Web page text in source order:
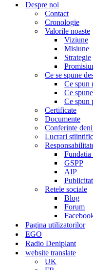
Despre noi
Contact
Cronologie
Valorile noaste
Viziune
Misiune
Strategie
Ce se spune
Ce spun
Ce
Ce spun
Certificate
Documente
Conferinte
Lucrari
Fundatia
GSPP
AIP
Retele sociale
Blog
Forum
Pagina utilizatorilor
EGO
Radio Deniplant
website translate
UK